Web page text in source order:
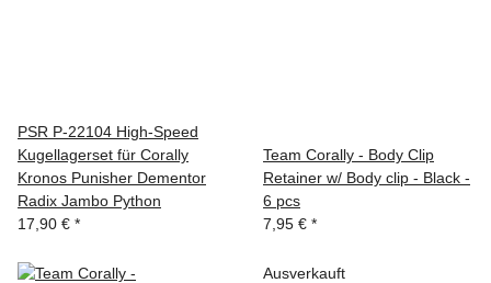
PSR P-22104 High-Speed
Kugellagerset für Corally
Kronos Punisher Dementor
Radix Jambo Python
17,90 € *
Team Corally - Body Clip
Retainer w/ Body clip - Black -
6 pcs
7,95 € *
Ausverkauft